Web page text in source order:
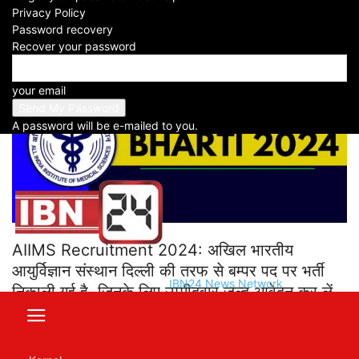
Privacy Policy
Password recovery
Recover your password
your email
A password will be e-mailed to you.
IBN24 News Network
AIIMS Recruitment 2024: अखिल भारतीय
आयुर्विज्ञान संस्थान दिल्ली की तरफ से बम्पर पद पर भर्ती
निकाली गई है. जिनके लिए उम्मीदवार जल्द आवेदन कर लें